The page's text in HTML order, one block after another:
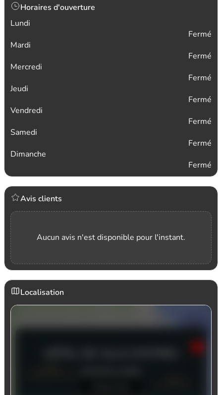
Horaires d'ouverture
Lundi
Fermé
Mardi
Fermé
Mercredi
Fermé
Jeudi
Fermé
Vendredi
Fermé
Samedi
Fermé
Dimanche
Fermé
Avis clients
Aucun avis n'est disponible pour l'instant.
Localisation